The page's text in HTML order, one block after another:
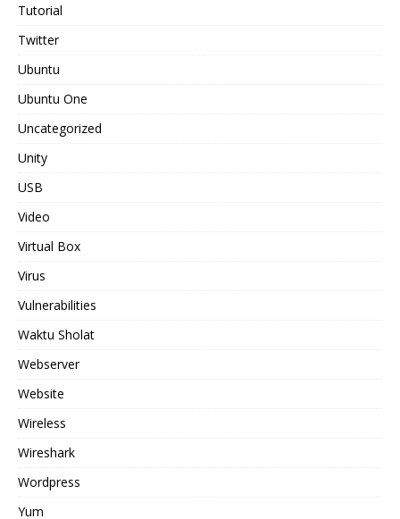
Tutorial
Twitter
Ubuntu
Ubuntu One
Uncategorized
Unity
USB
Video
Virtual Box
Virus
Vulnerabilities
Waktu Sholat
Webserver
Website
Wireless
Wireshark
Wordpress
Yum